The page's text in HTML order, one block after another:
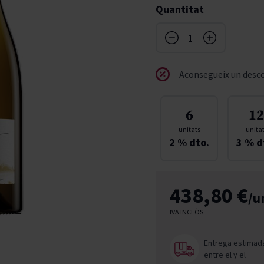
Pago del Cielo
Valduero
Quantitat
Aconsegueix un
6
unitats
2 % dto.
12
3 %
438,80 €/
IVA INCLÒS
Entrega
entre ely el